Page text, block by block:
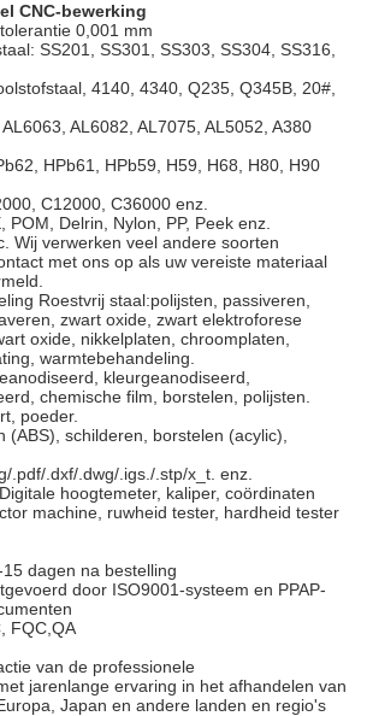
CNC-bewerking
0,001 mm
SS201, SS301, SS303, SS304, SS316,
4140, 4340, Q235, Q345B, 20#,
AL6082, AL7075, AL5052, A380
HPb61, HPb59, H59, H68, H80, H90
C12000, C36000 enz.
POM, Delrin, Nylon, PP, Peek enz.
Wij verwerken veel andere soorten
met ons op als uw vereiste materiaal
Roestvrij staal:polijsten, passiveren,
zwart oxide, zwart elektroforese
oxide, nikkelplaten, chroomplaten,
warmtebehandeling.
kleurgeanodiseerd,
chemische film, borstelen, polijsten.
poeder.
(ABS), schilderen, borstelen (acylic),
.pdf/.dxf/.dwg/.igs./.stp/x_t. enz.
hoogtemeter, kaliper, coördinaten
machine, ruwheid tester, hardheid tester
15 dagen na bestelling
door ISO9001-systeem en PPAP-
FQC,QA
van de professionele
jarenlange ervaring in het afhandelen van
Japan en andere landen en regio's